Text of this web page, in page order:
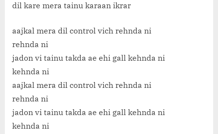
dil kare mera tainu karaan ikrar
aajkal mera dil control vich rehnda ni
rehnda ni
jadon vi tainu takda ae ehi gall kehnda ni
kehnda ni
aajkal mera dil control vich rehnda ni
rehnda ni
jadon vi tainu takda ae ehi gall kehnda ni
kehnda ni